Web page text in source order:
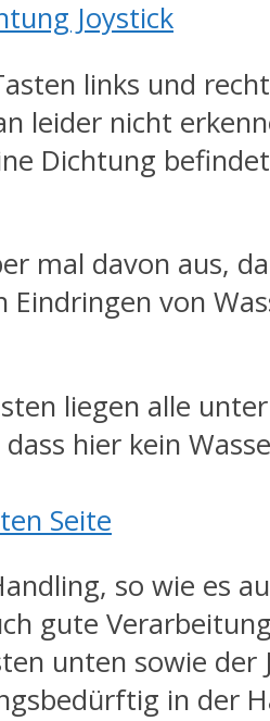
links und
leider nicht
Dichtung
mal davon aus,
Eindringen von
liegen alle
hier kein
so wie es
gute
unten sowie der
in der